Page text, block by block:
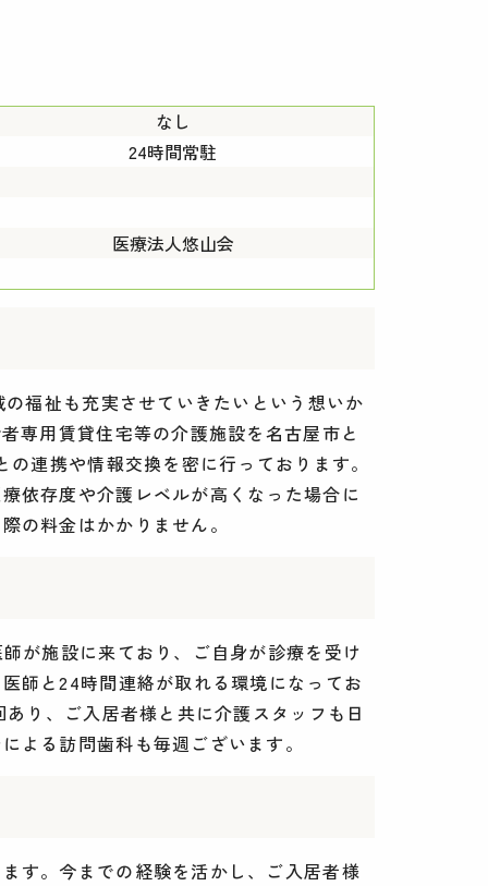
なし
24時間常駐
医療法人悠山会
福祉も充実させていきたいという想いか
専用賃貸住宅等の介護施設を名古屋市と
連携や情報交換を密に行っております。
依存度や介護レベルが高くなった場合に
の料金はかかりません。
が施設に来ており、ご自身が診療を受け
師と24時間連絡が取れる環境になってお
り、ご入居者様と共に介護スタッフも日
よる訪問歯科も毎週ございます。
す。今までの経験を活かし、ご入居者様